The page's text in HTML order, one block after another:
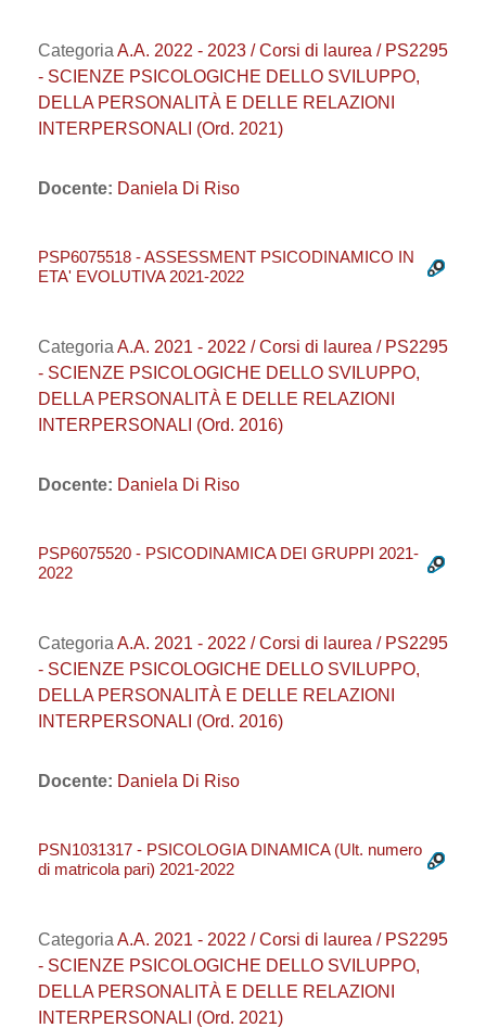
Categoria A.A. 2022 - 2023 / Corsi di laurea / PS2295
- SCIENZE PSICOLOGICHE DELLO SVILUPPO,
DELLA PERSONALITÀ E DELLE RELAZIONI
INTERPERSONALI (Ord. 2021)
Docente: Daniela Di Riso
PSP6075518 - ASSESSMENT PSICODINAMICO IN
ETA' EVOLUTIVA 2021-2022
Categoria A.A. 2021 - 2022 / Corsi di laurea / PS2295
- SCIENZE PSICOLOGICHE DELLO SVILUPPO,
DELLA PERSONALITÀ E DELLE RELAZIONI
INTERPERSONALI (Ord. 2016)
Docente: Daniela Di Riso
PSP6075520 - PSICODINAMICA DEI GRUPPI 2021-
2022
Categoria A.A. 2021 - 2022 / Corsi di laurea / PS2295
- SCIENZE PSICOLOGICHE DELLO SVILUPPO,
DELLA PERSONALITÀ E DELLE RELAZIONI
INTERPERSONALI (Ord. 2016)
Docente: Daniela Di Riso
PSN1031317 - PSICOLOGIA DINAMICA (Ult. numero
di matricola pari) 2021-2022
Categoria A.A. 2021 - 2022 / Corsi di laurea / PS2295
- SCIENZE PSICOLOGICHE DELLO SVILUPPO,
DELLA PERSONALITÀ E DELLE RELAZIONI
INTERPERSONALI (Ord. 2021)